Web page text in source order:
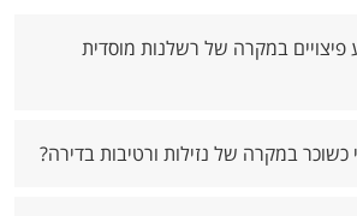
פיצויים במקרה של רשלנות מוסדית
כשוכר במקרה של נזילות ורטיבות בדירה?